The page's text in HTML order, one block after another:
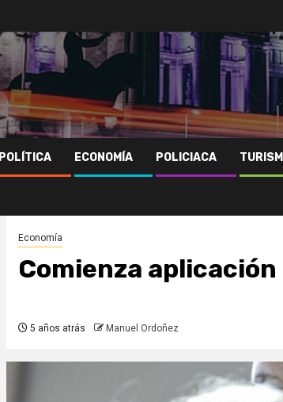
POLÍTICA ECONOMÍA POLICIACA
Economía
Comienza aplicación
5 años atrás Manuel Ordoñez